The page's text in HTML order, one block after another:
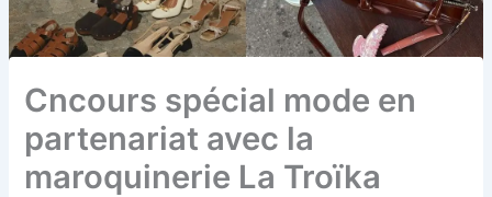
Cncours spécial mode en
partenariat avec la
maroquinerie La Troïka